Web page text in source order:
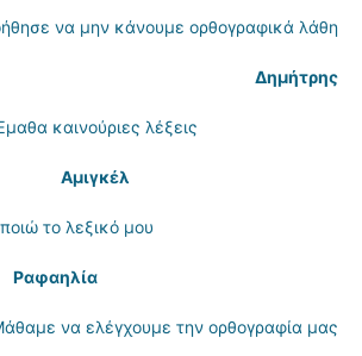
να μην κάνουμε ορθογραφικά λάθη
Δημήτρης
καινούριες λέξεις
Αμιγκέλ
το λεξικό μου
να ελέγχουμε την ορθογραφία μας